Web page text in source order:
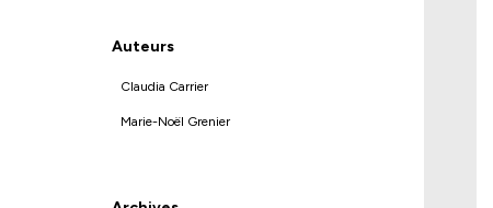
Auteurs
Claudia Carrier
Marie-Noël Grenier